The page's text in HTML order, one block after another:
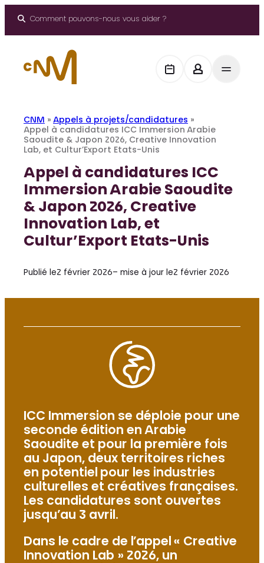
Comment pouvons-nous vous aider ?
CNM » Appels à projets/candidatures »
Appel à candidatures ICC Immersion Arabie
Saoudite & Japon 2026, Creative Innovation
Lab, et Cultur’Export Etats-Unis
Appel à candidatures ICC
Immersion Arabie Saoudite
& Japon 2026, Creative
Innovation Lab, et
Cultur’Export Etats-Unis
Publié le2 février 2026– mise à jour le2 février 2026
ICC Immersion se déploie pour une
seconde édition en Arabie
Saoudite et pour la première fois
au Japon, deux territoires riches
en potentiel pour les industries
culturelles et créatives françaises.
Les candidatures sont ouvertes
jusqu’au 3 avril.
Dans le cadre de l’appel « Creative
Innovation Lab » 2026, un